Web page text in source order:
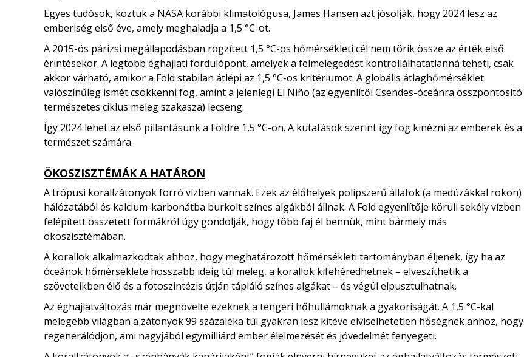
Egyes tudósok, köztük a NASA korábbi klimatológusa, James Hansen azt jósolják, hogy 2024 lesz az
emberiség első éve, amely meghaladja a 1,5 °C-ot.
A 2015-ös párizsi megállapodásban rögzített 1,5 °C-os hőmérsékleti cél nem törik össze az érték első
érintésekor. A legtöbb éghajlati fordulópont, amelyek a felmelegedést kontrollálhatatlanná teheti, csak
akkor várható, amikor a Föld stabilan átlépi az 1,5 °C-os kritériumot. A globális átlaghőmérséklet
valószínűleg ismét csökkenni fog, amint a jelenlegi El Niño (az egyenlítői Csendes-óceánra összpontosító
természetes ciklus meleg szakasza) lecseng.
Így 2024 lehet az első pillantásunk a Földre 1,5 °C-on. A kutatások szerint így fog kinézni az emberek és a
természet számára.
ÖKOSZISZTÉMÁK A HATÁRON
A trópusi korallzátonyok forró vízben vannak. Ezek az élőhelyek polipszerű állatok (a medúzákkal rokon)
hálózatából és kalcium-karbonátba burkolt színes algákból állnak. A Föld egyenlítője körüli sekély vízben
felépített összetett formákról úgy gondolják, hogy több faj él bennük, mint bármely más
ökoszisztémában.
A korallok alkalmazkodtak ahhoz, hogy meghatározott hőmérsékleti tartományban éljenek, így ha az
óceánok hőmérséklete hosszabb ideig túl meleg, a korallok kifehéredhetnek – elveszíthetik a
szöveteikben élő és a fotoszintézis útján tápláló színes algákat – és végül elpusztulhatnak.
Az éghajlatváltozás már megnövelte ezeknek a tengeri hőhullámoknak a gyakoriságát. A 1,5 °C-kal
melegebb világban a zátonyok 99 százaléka túl gyakran lesz kitéve elviselhetetlen hőségnek ahhoz, hogy
regenerálódjon, ami nagyjából egymilliárd ember élelmezését és jövedelmét fenyegeti.